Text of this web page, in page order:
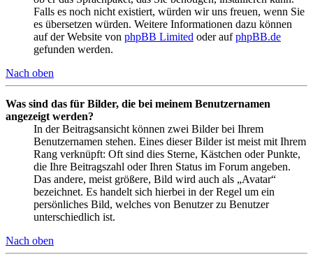
Falls es noch nicht existiert, würden wir uns freuen, wenn Sie
es übersetzen würden. Weitere Informationen dazu können
auf der Website von phpBB Limited oder aufphpBB.de
gefunden werden.
Nach oben
Was sind das für Bilder, die bei meinem Benutzernamen
angezeigt werden?
In der Beitragsansicht können zwei Bilder bei Ihrem
Benutzernamen stehen. Eines dieser Bilder ist meist mit Ihrem
Rang verknüpft: Oft sind dies Sterne, Kästchen oder Punkte,
die Ihre Beitragszahl oder Ihren Status im Forum angeben.
Das andere, meist größere, Bild wird auch als „Avatar“
bezeichnet. Es handelt sich hierbei in der Regel um ein
persönliches Bild, welches von Benutzer zu Benutzer
unterschiedlich ist.
Nach oben